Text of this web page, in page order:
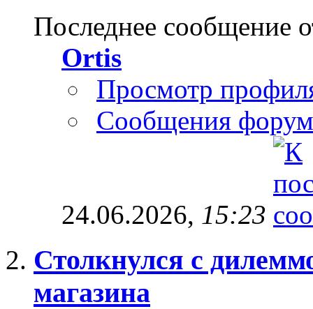
Последнее сообщение
Ortis
Просмотр
Сообщения
24.06.2026, 15:23
Столкнулся с
магазина